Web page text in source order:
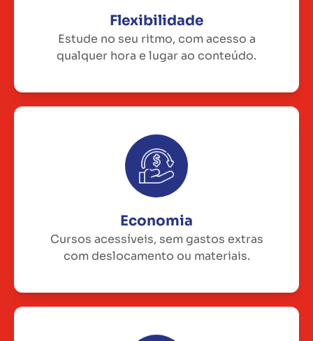
Flexibilidade
Estude no seu ritmo, com acesso a
qualquer hora e lugar ao conteúdo.
Economia
Cursos acessíveis, sem gastos extras
com deslocamento ou materiais.